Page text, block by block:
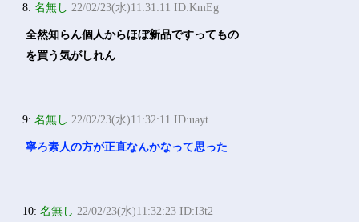
8:名無し 22/02/23(水)11:31:11 ID:KmEg
全然知らん個人からほぼ新品ですってもの
を買う気がしれん
9:名無し 22/02/23(水)11:32:11 ID:uayt
寧ろ素人の方が正直なんかなって思った
10:名無し 22/02/23(水)11:32:23 ID:I3t2